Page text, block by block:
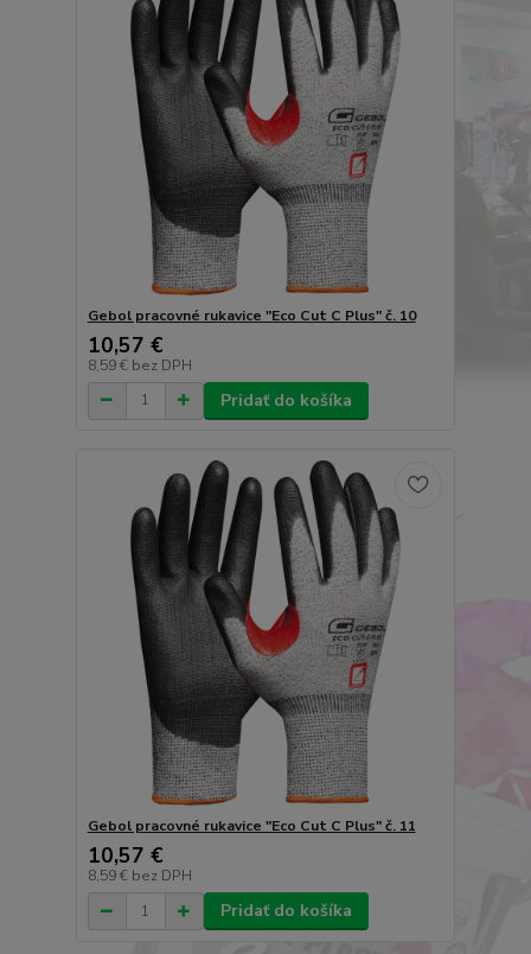
Gebol pracovné rukavice "Eco Cut C Plus" č. 10
10,57 €
8,59 € bez DPH
Pridať do košíka
Gebol pracovné rukavice "Eco Cut C Plus" č. 11
10,57 €
8,59 € bez DPH
Pridať do košíka